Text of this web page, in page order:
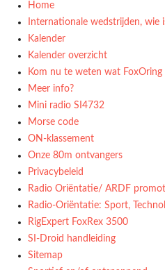
Home
Internationale wedstrijden, wie
Kalender
Kalender overzicht
Kom nu te weten wat FoxOring
Meer info?
Mini radio SI4732
Morse code
ON-klassement
Onze 80m ontvangers
Privacybeleid
Radio Oriëntatie/ ARDF
Radio‑Oriëntatie: Sport,
RigExpert FoxRex 3500
SI-Droid handleiding
Sitemap